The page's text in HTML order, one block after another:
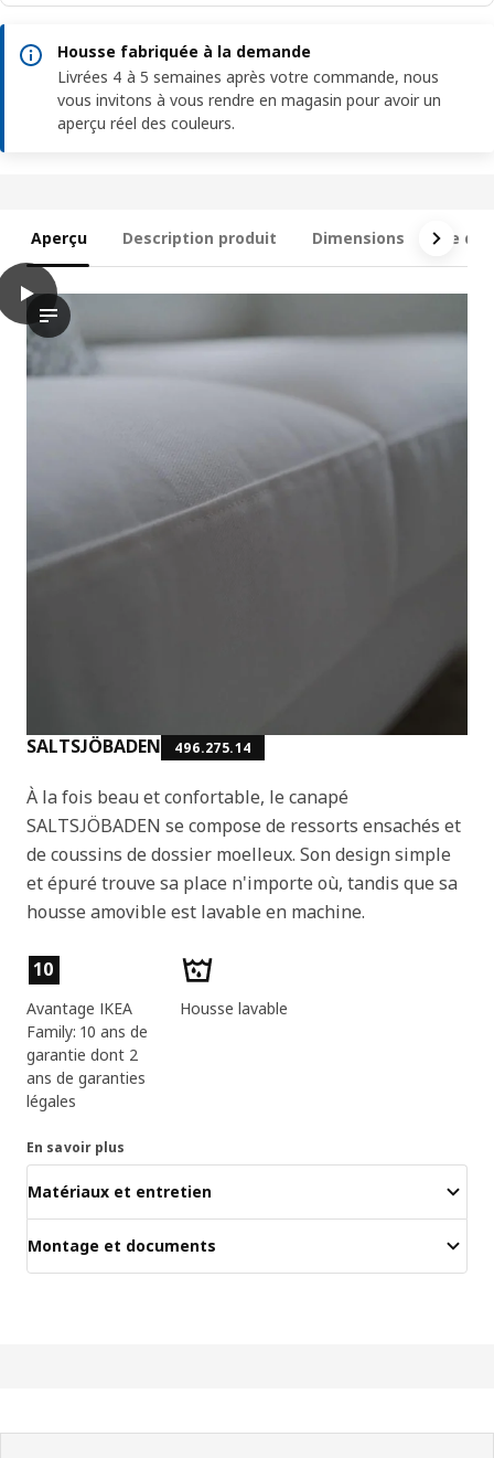
Housse fabriquée à la demande
Livrées 4 à 5 semaines après votre commande, nous
vous invitons à vous rendre en magasin pour avoir un
aperçu réel des couleurs.
Aperçu Description produit Dimensions Ce
SALTSJÖBADEN 496.275.14
À la fois beau et confortable, le canapé
SALTSJÖBADEN se compose de ressorts ensachés et
de coussins de dossier moelleux. Son design simple
et épuré trouve sa place n'importe où, tandis que sa
housse amovible est lavable en machine.
Caractéristiques du produit
10
Avantage IKEA
Family: 10 ans de
garantie dont 2
ans de garanties
légales
Housse lavable
En savoir plus
Matériaux et entretien
Montage et documents
play
La vidéo présente un canapé 3 places de la marque
SALTSJÖBADEN Canapé 3 places, Gunnared beige